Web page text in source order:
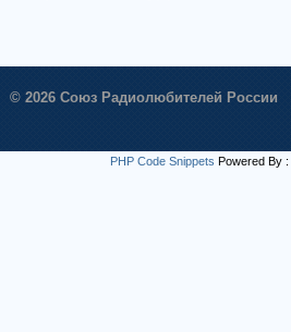
© 2026 Союз Радиолюбителей России
PHP Code Snippets Powered By :